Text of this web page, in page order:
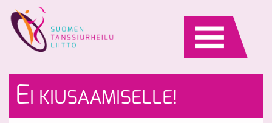
content
E I KIUSAAMISELLE!